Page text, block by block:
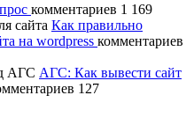
комментариев 1 169
Как правильно
на wordpress комментариев
АГС: Как вывести сайт
127